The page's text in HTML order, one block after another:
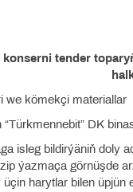
konserni tender
we kömekçi materiallar
DK
isleg bildirýäniň doly
ýazmaça görnüşde
harytlar bilen